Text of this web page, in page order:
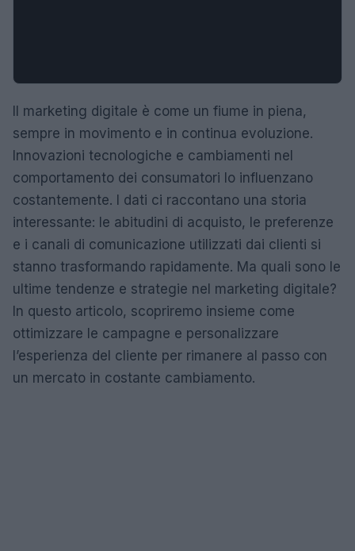
Il marketing digitale è come un fiume in piena,
sempre in movimento e in continua evoluzione.
Innovazioni tecnologiche e cambiamenti nel
comportamento dei consumatori lo influenzano
costantemente. I dati ci raccontano una storia
interessante: le abitudini di acquisto, le preferenze
e i canali di comunicazione utilizzati dai clienti si
stanno trasformando rapidamente. Ma quali sono le
ultime tendenze e strategie nel marketing digitale?
In questo articolo, scopriremo insieme come
ottimizzare le campagne e personalizzare
l’esperienza del cliente per rimanere al passo con
un mercato in costante cambiamento.